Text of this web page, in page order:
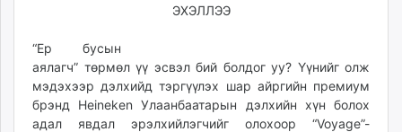
mnb.mn
Livetv.mn
Eguur.mn
24tsag.mn
ЭХЭЛЛЭЭ
“Ер бусын
аялагч” төрмөл үү эсвэл бий болдог уу? Үүнийг олж
мэдэхээр дэлхийд тэргүүлэх шар айргийн премиум
брэнд Heineken Улаанбаатарын дэлхийн хүн болох
адал явдал эрэлхийлэгчийг олохоор “Voyage”-